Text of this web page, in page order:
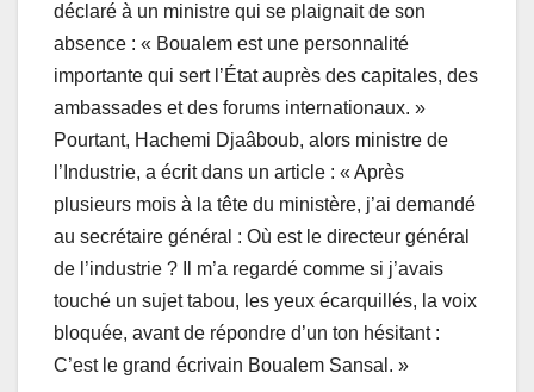
déclaré à un ministre qui se plaignait de son
absence : « Boualem est une personnalité
importante qui sert l’État auprès des capitales, des
ambassades et des forums internationaux. »
Pourtant, Hachemi Djaâboub, alors ministre de
l’Industrie, a écrit dans un article : « Après
plusieurs mois à la tête du ministère, j’ai demandé
au secrétaire général : Où est le directeur général
de l’industrie ? Il m’a regardé comme si j’avais
touché un sujet tabou, les yeux écarquillés, la voix
bloquée, avant de répondre d’un ton hésitant :
C’est le grand écrivain Boualem Sansal. »